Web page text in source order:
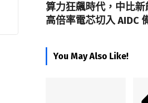
算力狂飆時代，中比
高倍率電芯切入 AIDC
You May Also Like!